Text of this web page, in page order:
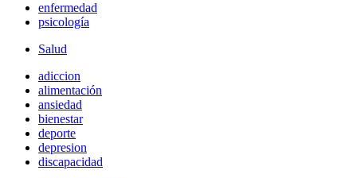
enfermedad
psicología
Salud
adiccion
alimentación
ansiedad
bienestar
deporte
depresion
discapacidad